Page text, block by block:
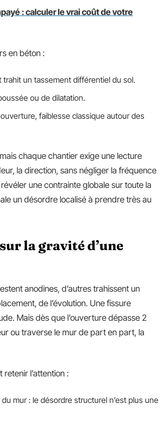
: calculer le vrai coût de votre
en béton :
un tassement différentiel du sol.
ou de dilatation.
faiblesse classique autour des
chaque chantier exige une lecture
la direction, sans négliger la fréquence
une contrainte globale sur toute la
un désordre localisé à prendre très au
la gravité d’une
anodines, d’autres trahissent un
de l’évolution. Une fissure
Mais dès que l’ouverture dépasse 2
ou traverse le mur de part en part, la
l’attention :
mur : le désordre structurel n’est plus une